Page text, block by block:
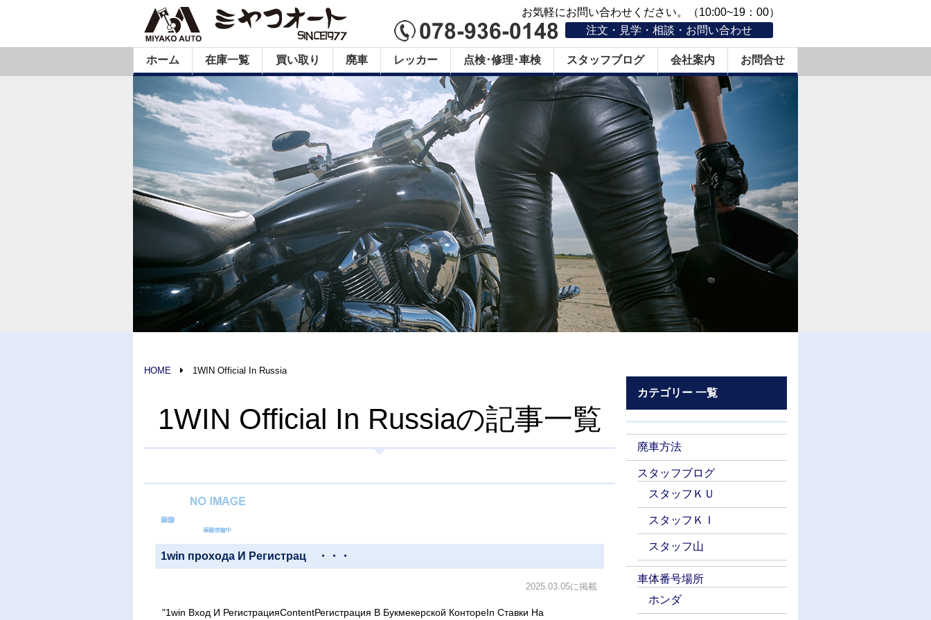
お気軽にお問い合わせください。（10:00~19：00）
注文・見学・相談・お問い合わせ
ホーム 在庫一覧 買い取り 廃車 レッカー 点検･修理･車検 スタッフブログ 会社案内 お問合せ
HOME 1WIN Official In Russia
1WIN Official In Russiaの記事一覧
1win прохода И Регистрац ・・・
2025.03.05に掲載
"1win Вход И РегистрацияContentРегистрация В Букмекерской КонтореIn Ставки На
カテゴリー 一覧
廃車方法
スタッフブログ
スタッフＫＵ
スタッフＫＩ
スタッフ山
車体番号場所
ホンダ